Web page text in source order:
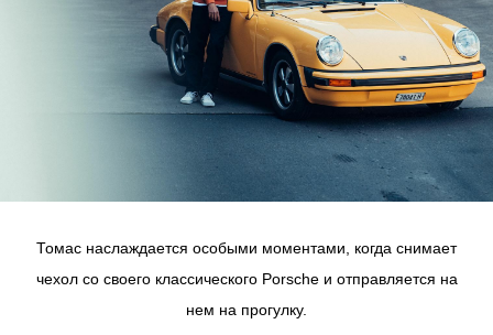
Томас наслаждается особыми моментами, когда снимает
чехол со своего классического Porsche и отправляется на
нем на прогулку.